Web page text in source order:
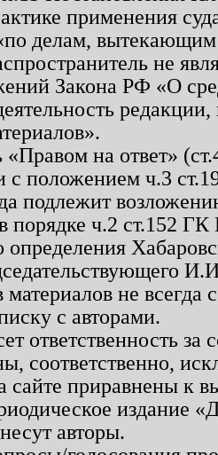
применения
делам, вытекающим
не
Закона РФ «О
«Правом на ответ»
с положением ч.3
подлежит
порядке ч.2 ст.152
определения
не
с авторами.
ответственность
соответственно,
сайте приравнены к
издание
авторы.